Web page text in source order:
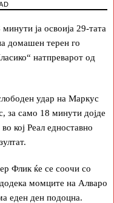
ја освоија 29-тата
домашен терен го
натпреварот од
удар на Маркус
за само 18 минути дојде
кој Реал едноставно
Флик ќе се соочи со
момците на Алваро
еден ден подоцна.